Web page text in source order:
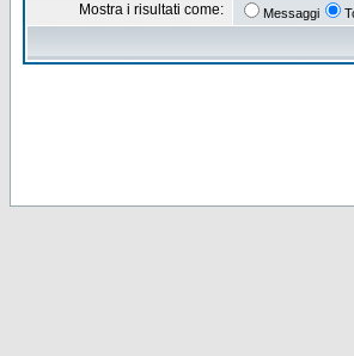
Mostra i risultati come: Messaggi